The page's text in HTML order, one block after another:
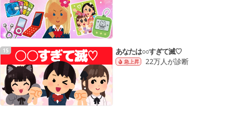
15 あなたは○○すぎて滅♡
急上昇 22万人が診断